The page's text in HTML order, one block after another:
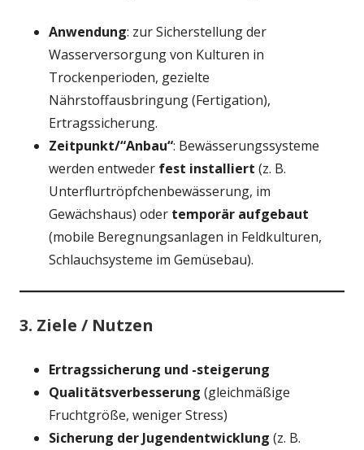
Anwendung: zur Sicherstellung der
Wasserversorgung von Kulturen in
Trockenperioden, gezielte
Nährstoffausbringung (Fertigation),
Ertragssicherung.
Zeitpunkt/“Anbau“: Bewässerungssysteme
werden entweder fest installiert (z. B.
Unterflurtröpfchenbewässerung, im
Gewächshaus) oder temporär aufgebaut
(mobile Beregnungsanlagen in Feldkulturen,
Schlauchsysteme im Gemüsebau).
3. Ziele / Nutzen
Ertragssicherung und -steigerung
Qualitätsverbesserung (gleichmäßige
Fruchtgröße, weniger Stress)
Sicherung der Jugendentwicklung (z. B.